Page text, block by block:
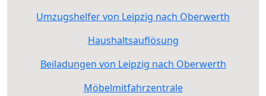
Umzugshelfer von Leipzig nach Oberwerth
Haushaltsauflösung
Beiladungen von Leipzig nach Oberwerth
Möbelmitfahrzentrale